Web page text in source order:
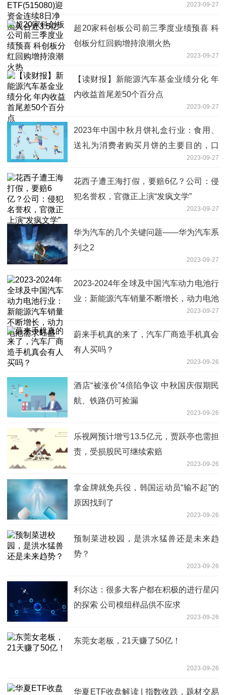
2023-09-27
超20家科创板公司前三季度业绩预喜 科
创板分红回购增持浪潮火热
2023-09-27
【读财报】新能源汽车基金业绩分化 年
内收益首尾差50个百分点
2023-09-27
2023年中国中秋月饼礼盒行业：食用、
送礼为消费者购买月饼的主要目的，口
2023-09-27
花西子遭王海打假，要赔6亿？公司：侵
犯名誉权，官微正上演“发疯文学”
2023-09-27
华为汽车的几个关键问题——华为汽车系
列之2
2023-09-27
2023-2024年全球及中国汽车动力电池行
业：新能源汽车销量不断增长，动力电池
2023-09-27
蔚来手机真的来了，汽车厂商造手机真会
有人买吗？
2023-09-26
酒店“被涨价”4倍陷争议 中秋国庆假期民
航、铁路仍可捡漏
2023-09-26
乐视网预计增亏13.5亿元，贾跃亭也需担
责，受损股民可继续索赔
2023-09-26
拿金牌就免兵役，韩国运动员“输不起”的
原因找到了
2023-09-26
预制菜进校园，是洪水猛兽还是未来趋
势？
2023-09-26
利尔达：很多大客户都在积极的进行星闪
的探索 公司模组样品供不应求
2023-09-26
东莞女老板，21天赚了50亿！
2023-09-26
华夏ETF收盘解读 | 指数收跌，题材交易